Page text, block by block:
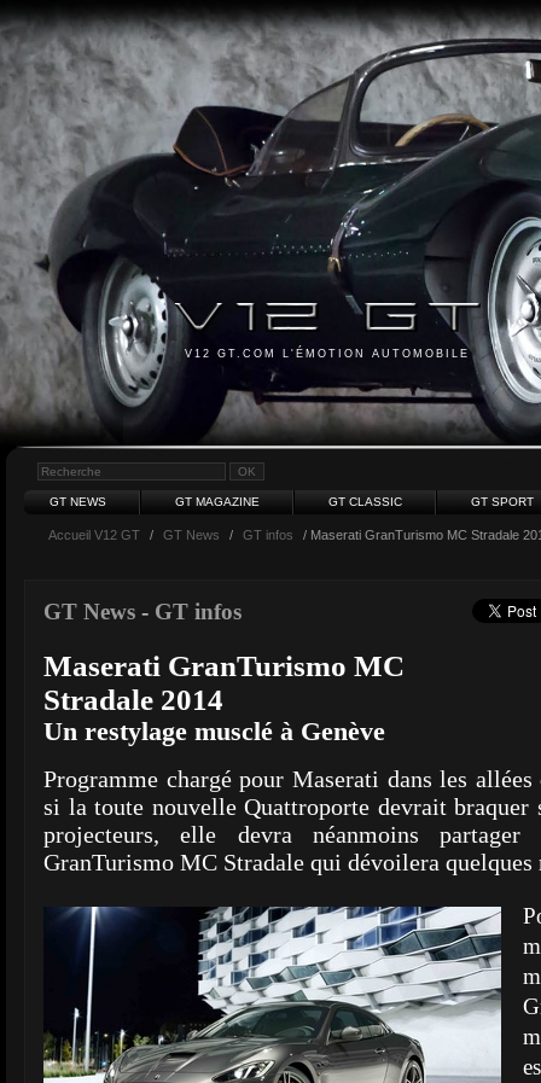
V12 GT.COM L'ÉMOTION AUTOMOBILE
GT NEWS GT MAGAZINE GT CLASSIC GT SPORT
Accueil V12 GT / GT News / GT infos / Maserati GranTurismo MC Stradale
GT News - GT infos
Maserati GranTurismo MC
Stradale 2014
Un restylage musclé à Genève
Programme chargé pour Maserati dans les
si la toute nouvelle Quattroporte devrait braquer
projecteurs, elle devra néanmoins
GranTurismo MC Stradale qui dévoilera quelques